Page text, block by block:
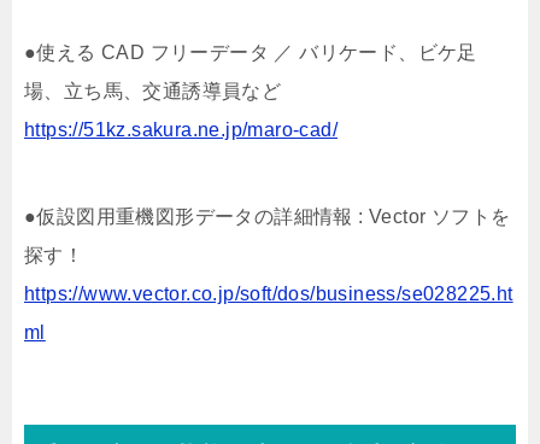
●使える CAD フリーデータ ／ バリケード、ビケ足
場、立ち馬、交通誘導員など
https://51kz.sakura.ne.jp/maro-cad/
●仮設図用重機図形データの詳細情報 : Vector ソフトを
探す！
https://www.vector.co.jp/soft/dos/business/se028225.ht
ml